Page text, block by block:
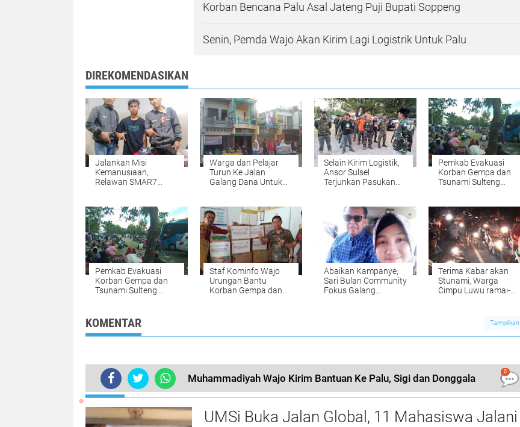
Korban Bencana Palu Asal Jateng Puji Bupati Soppeng
Senin, Pemda Wajo Akan Kirim Lagi Logistrik Untuk Palu
DIREKOMENDASIKAN
Jalankan Misi
Kemanusiaan,
Relawan SMAR7
Warga dan Pelajar
Turun Ke Jalan
Galang Dana Untuk
Selain Kirim Logistik,
Ansor Sulsel
Terjunkan Pasukan
Pemkab Evakuasi
Korban Gempa dan
Tsunami Sulteng
Pemkab Evakuasi
Korban Gempa dan
Tsunami Sulteng
Staf Kominfo Wajo
Urungan Bantu
Korban Gempa dan
Abaikan Kampanye,
Sari Bulan Community
Fokus Galang
Terima Kabar akan
Stunami, Warga
Cimpu Luwu ramai-
KOMENTAR Tampilkan
Muhammadiyah Wajo Kirim Bantuan Ke Palu, Sigi dan Donggala
0
TERKINI
UMSi Buka Jalan Global, 11 Mahasiswa Jalani